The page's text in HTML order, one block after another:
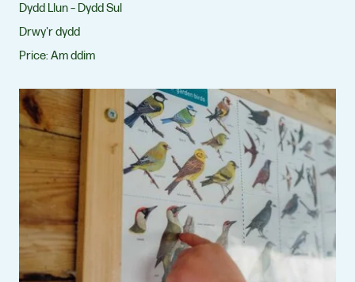
Dydd Llun – Dydd Sul
Drwy'r dydd
Price: Am ddim